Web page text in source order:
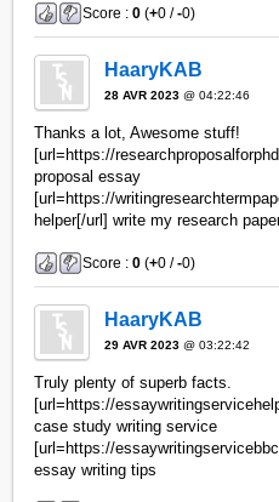
Score :0 (+0 /-0)
HaaryKAB
28 AVR 2023 @ 04:22:46
Thanks a lot, Awesome stuff!
[url=https://
proposal essay
[url=https://
helper[/url] write my research
Score :0 (+0 /-0)
HaaryKAB
29 AVR 2023 @ 03:22:42
Truly plenty of superb facts.
[url=https://
case study writing service
[url=https://
essay writing tips